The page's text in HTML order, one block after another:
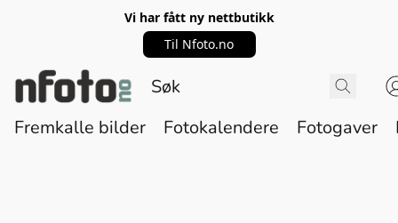
Vi har fått ny nettbutikk
Til Nfoto.no
Fremkalle bilder Fotokalendere Fotogaver